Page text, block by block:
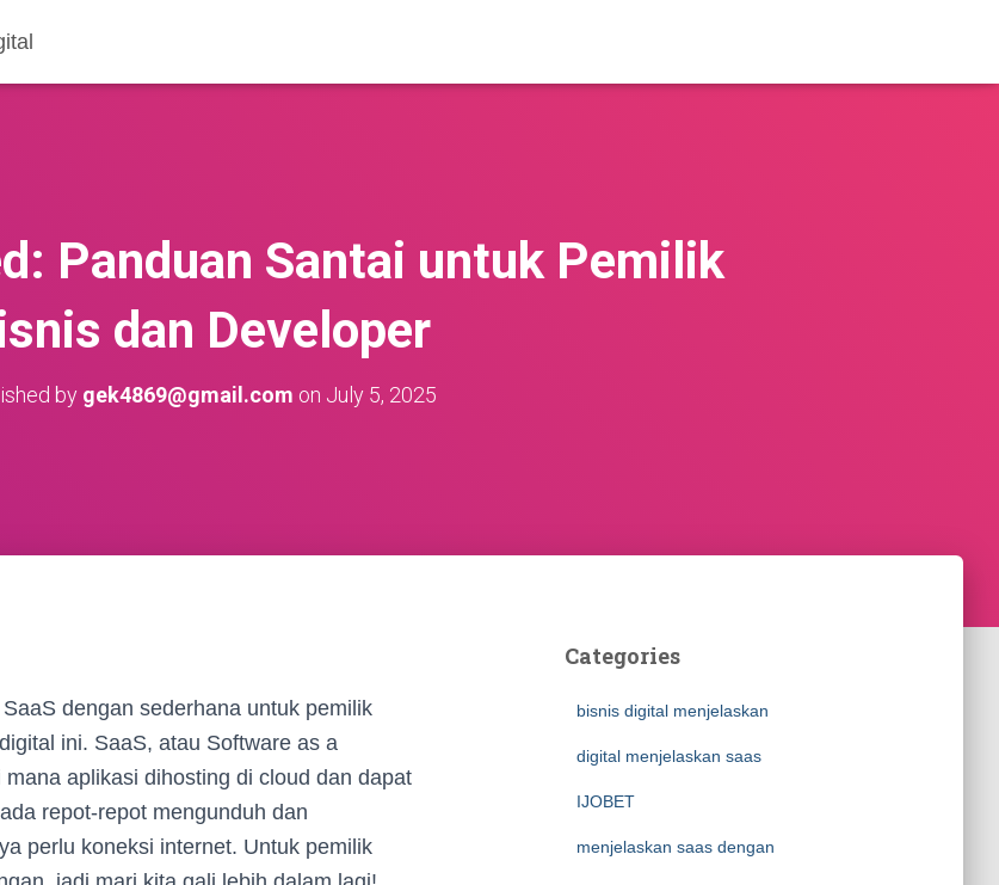
Panduan Santai untuk Pemilik
dan Developer
by gek4869@gmail.com on July 5, 2025
dengan sederhana untuk pemilik
ini. SaaS, atau Software as a
aplikasi dihosting di cloud dan dapat
repot-repot mengunduh dan
perlu koneksi internet. Untuk pemilik
Categories
bisnis digital menjelaskan
digital menjelaskan saas
IJOBET
menjelaskan saas dengan